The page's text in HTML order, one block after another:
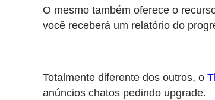
O mesmo também oferece o
você receberá um relatório do
Totalmente diferente dos outros, o
anúncios chatos pedindo upgrade.